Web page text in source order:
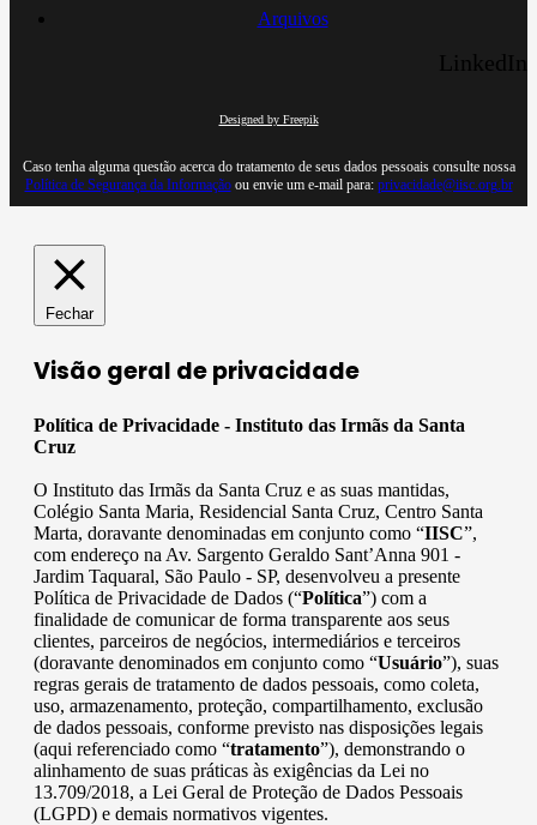
Arquivos
LinkedIn
Designed by Freepik
Caso tenha alguma questão acerca do tratamento de seus dados pessoais consulte nossa
Política de Segurança da Informaçãoou envie um e-mail para: privacidade@iisc.org.br
Fechar
Visão geral de privacidade
Política de Privacidade - Instituto das Irmãs da Santa
Cruz
O Instituto das Irmãs da Santa Cruz e as suas mantidas,
Colégio Santa Maria, Residencial Santa Cruz, Centro Santa
Marta, doravante denominadas em conjunto como “IISC”,
com endereço na Av. Sargento Geraldo Sant’Anna 901 -
Jardim Taquaral, São Paulo - SP, desenvolveu a presente
Política de Privacidade de Dados (“Política”) com a
finalidade de comunicar de forma transparente aos seus
clientes, parceiros de negócios, intermediários e terceiros
(doravante denominados em conjunto como “Usuário”), suas
regras gerais de tratamento de dados pessoais, como coleta,
uso, armazenamento, proteção, compartilhamento, exclusão
de dados pessoais, conforme previsto nas disposições legais
(aqui referenciado como “tratamento”), demonstrando o
alinhamento de suas práticas às exigências da Lei no
13.709/2018, a Lei Geral de Proteção de Dados Pessoais
(LGPD) e demais normativos vigentes.